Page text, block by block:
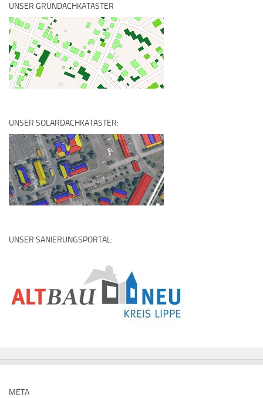
UNSER GRÜNDACHKATASTER
UNSER SOLARDACHKATASTER:
UNSER SANIERUNGSPORTAL:
META